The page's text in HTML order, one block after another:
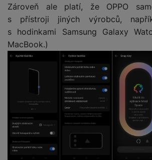
ž
v
i
k
yD
u
y
J
Zároveň ale platí, že OPPO
s přístroji jiných výrobců,
s hodinkami Samsung Galaxy
MacBook.)